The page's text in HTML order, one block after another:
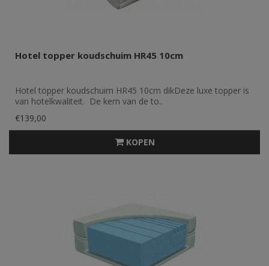
Hotel topper koudschuim HR45 10cm
Hotel topper koudschuim HR45 10cm dikDeze luxe topper is
van hotelkwaliteit. De kern van de to..
€139,00
KOPEN